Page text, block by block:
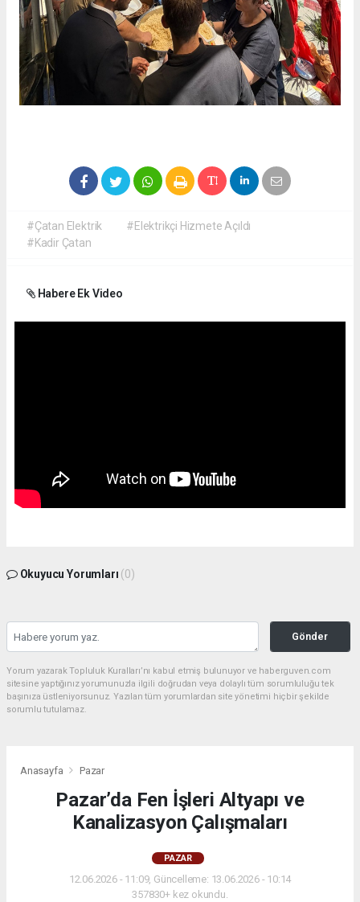
#Çatan Elektrik
#Elektrikçi Hizmete Açıldı
#Kadir Çatan
Habere Ek Video
Okuyucu Yorumları (0)
Gönder
Yorum yazarak Topluluk Kuralları’nı kabul etmiş bulunuyor ve haberguven.com
sitesine yaptığınız yorumunuzla ilgili doğrudan veya dolaylı tüm sorumluluğu tek
başınıza üstleniyorsunuz. Yazılan tüm yorumlardan site yönetimi hiçbir şekilde
sorumlu tutulamaz.
Anasayfa Pazar
Pazar’da Fen İşleri Altyapı ve
Kanalizasyon Çalışmaları
PAZAR
12.06.2026 - 11:09, Güncelleme: 13.06.2026 - 10:14
357830+ kez okundu.